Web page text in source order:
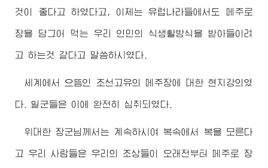
것이 좋다고 하였다고, 이제는 유럽나라들에서도 메주로
장을 담그어 먹는 우리 인민의 식생활방식을 받아들이려
고 하는것 같다고 말씀하시였다.
세계에서 으뜸인 조선고유의 메주장에 대한 현지강의였
다. 일군들은 이에 완전히 심취되였다.
위대한 장군님 께서는 계속하시여 복속에서 복을 모른다
고 우리 사람들은 우리의 조상들이 오래전부터 메주로 장